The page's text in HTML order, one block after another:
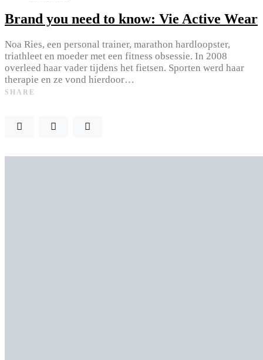
Brand you need to know: Vie Active Wear
Noa Ries, een personal trainer, marathon hardloopster,
triathleet en moeder met een fitness obsessie. In 2008
overleed haar vader tijdens het fietsen. Sporten werd haar
therapie en ze vond hierdoor…
SHARE